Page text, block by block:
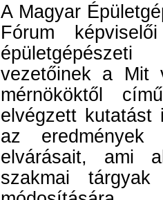
A Magyar
Fórum
vezetőinek a Mit
mérnököktől
elvégzett kutatást
az eredmények
elvárásait, ami
szakmai